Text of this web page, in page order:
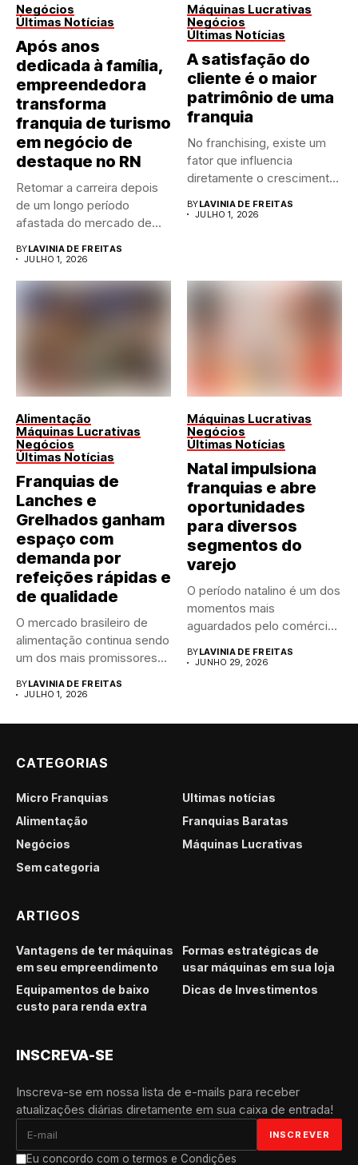
Negócios
Últimas Notícias
Após anos
dedicada à família,
empreendedora
transforma
franquia de turismo
em negócio de
destaque no RN
Retomar a carreira depois
de um longo período
afastada do mercado de...
BYLAVINIA DE FREITAS
JULHO 1, 2026
Máquinas Lucrativas
Negócios
Últimas Notícias
A satisfação do
cliente é o maior
patrimônio de uma
franquia
No franchising, existe um
fator que influencia
diretamente o crescimento
BYLAVINIA DE FREITAS
JULHO 1, 2026
Alimentação
Máquinas Lucrativas
Negócios
Últimas Notícias
Franquias de
Lanches e
Grelhados ganham
espaço com
demanda por
refeições rápidas e
de qualidade
O mercado brasileiro de
alimentação continua sendo
um dos mais promissores
BYLAVINIA DE FREITAS
JULHO 1, 2026
Máquinas Lucrativas
Negócios
Últimas Notícias
Natal impulsiona
franquias e abre
oportunidades
para diversos
segmentos do
varejo
O período natalino é um dos
momentos mais
aguardados pelo comércio
BYLAVINIA DE FREITAS
JUNHO 29, 2026
CATEGORIAS
Micro Franquias
Últimas notícias
Alimentação
Franquias Baratas
Negócios
Máquinas Lucrativas
Sem categoria
ARTIGOS
Vantagens de ter máquinas
em seu empreendimento
Formas estratégicas de
usar máquinas em sua loja
Equipamentos de baixo
custo para renda extra
Dicas de Investimentos
INSCREVA-SE
Inscreva-se em nossa lista de e-mails para receber
atualizações diárias diretamente em sua caixa de entrada!
Eu concordo com o termos e Condições